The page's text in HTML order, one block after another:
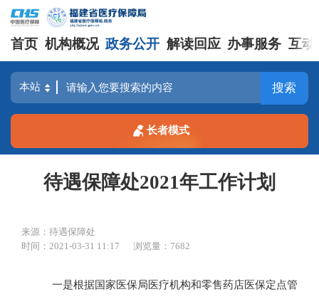
首页 机构概况 政务公开 解读回应 办事服务 互动
搜索
长者模式
待遇保障处2021年工作计划
来源：待遇保障处
时间：2021-03-31 11:17
浏览量：7682
一是根据国家医保局医疗机构和零售药店医保定点管